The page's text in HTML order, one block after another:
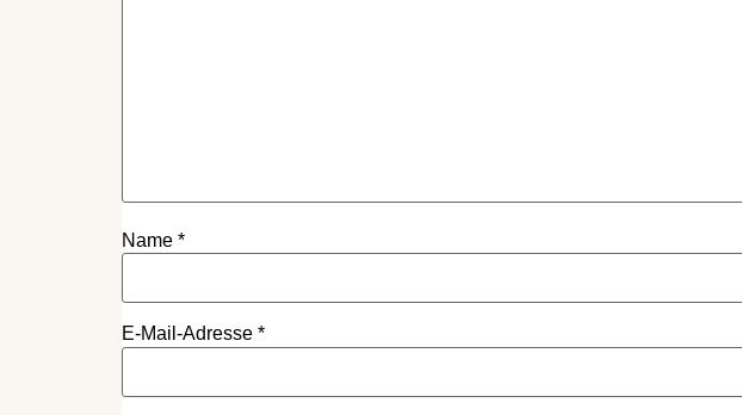
Name *
E-Mail-Adresse *